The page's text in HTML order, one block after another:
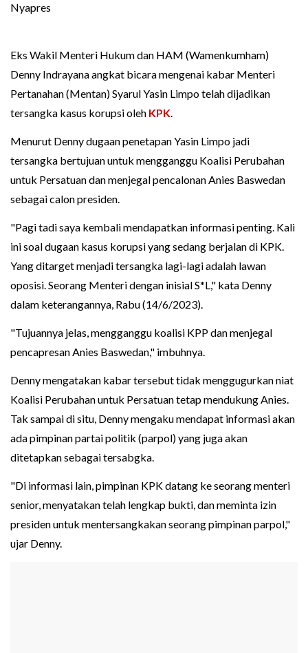
Nyapres
Eks Wakil Menteri Hukum dan HAM (Wamenkumham)
Denny Indrayana angkat bicara mengenai kabar Menteri
Pertanahan (Mentan) Syarul Yasin Limpo telah dijadikan
tersangka kasus korupsi oleh KPK.
Menurut Denny dugaan penetapan Yasin Limpo jadi
tersangka bertujuan untuk mengganggu Koalisi Perubahan
untuk Persatuan dan menjegal pencalonan Anies Baswedan
sebagai calon presiden.
"Pagi tadi saya kembali mendapatkan informasi penting. Kali
ini soal dugaan kasus korupsi yang sedang berjalan di KPK.
Yang ditarget menjadi tersangka lagi-lagi adalah lawan
oposisi. Seorang Menteri dengan inisial S*L," kata Denny
dalam keterangannya, Rabu (14/6/2023).
"Tujuannya jelas, mengganggu koalisi KPP dan menjegal
pencapresan Anies Baswedan," imbuhnya.
Denny mengatakan kabar tersebut tidak menggugurkan niat
Koalisi Perubahan untuk Persatuan tetap mendukung Anies.
Tak sampai di situ, Denny mengaku mendapat informasi akan
ada pimpinan partai politik (parpol) yang juga akan
ditetapkan sebagai tersabgka.
"Di informasi lain, pimpinan KPK datang ke seorang menteri
senior, menyatakan telah lengkap bukti, dan meminta izin
presiden untuk mentersangkakan seorang pimpinan parpol,"
ujar Denny.